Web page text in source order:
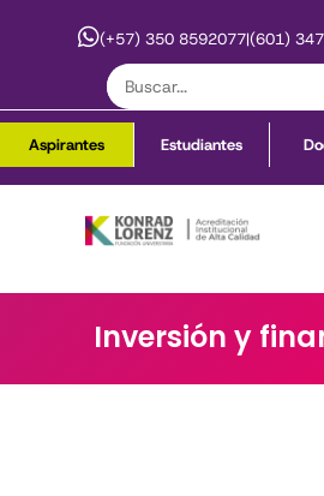
(+57) 350 8592077|(601)
Aspirantes Estudiantes
Inversión y